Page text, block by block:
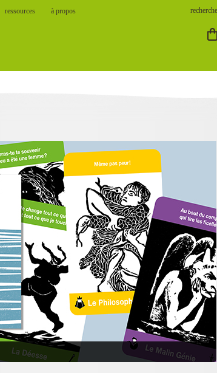
ressources à propos